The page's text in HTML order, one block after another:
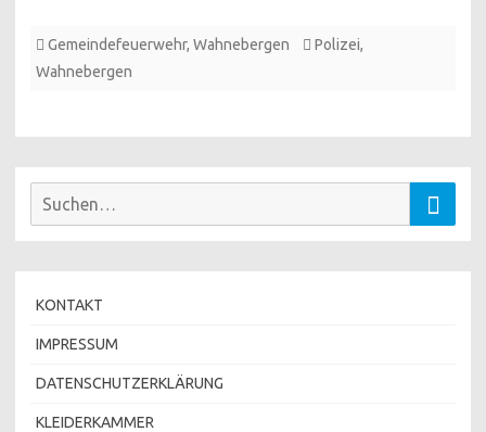
Gemeindefeuerwehr, Wahnebergen Polizei,
Wahnebergen
Suchen
KONTAKT
IMPRESSUM
DATENSCHUTZERKLÄRUNG
KLEIDERKAMMER